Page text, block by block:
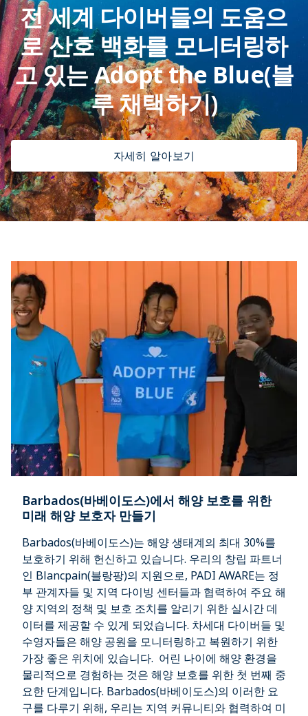
전 세계 다이버들의 도움으
로 산호 백화를 모니터링하
고 있는 Adopt the Blue(블
루 채택하기)
자세히 알아보기
Barbados(바베이도스)에서 해양 보호를 위한
미래 해양 보호자 만들기
Barbados(바베이도스)는 해양 생태계의 최대 30%를
보호하기 위해 헌신하고 있습니다. 우리의 창립 파트너
인 Blancpain(블랑팡)의 지원으로, PADI AWARE는 정
부 관계자들 및 지역 다이빙 센터들과 협력하여 주요 해
양 지역의 정책 및 보호 조치를 알리기 위한 실시간 데
이터를 제공할 수 있게 되었습니다. 차세대 다이버들 및
수영자들은 해양 공원을 모니터링하고 복원하기 위한
가장 좋은 위치에 있습니다. 어린 나이에 해양 환경을
물리적으로 경험하는 것은 해양 보호를 위한 첫 번째 중
요한 단계입니다. Barbados(바베이도스)의 이러한 요
구를 다루기 위해, 우리는 지역 커뮤니티와 협력하여 미